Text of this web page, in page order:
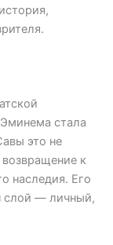
стала
это не
к
наследия. Его
слой — личный,